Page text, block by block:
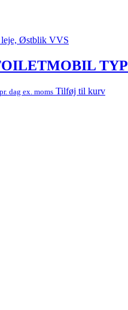
dag ex. moms Tilføj til kurv